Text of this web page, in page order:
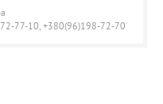
77-10, +380(96)198-72-70